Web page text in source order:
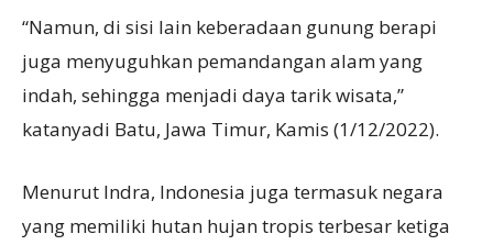
“Namun, di sisi lain keberadaan gunung berapi
juga menyuguhkan pemandangan alam yang
indah, sehingga menjadi daya tarik wisata,”
katanyadi Batu, Jawa Timur, Kamis (1/12/2022).
Menurut Indra, Indonesia juga termasuk negara
yang memiliki hutan hujan tropis terbesar ketiga